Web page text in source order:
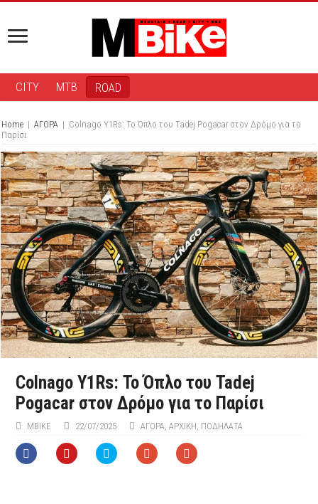
CITY MTB ROAD
Home | ΑΓΟΡΑ | Colnago Y1Rs: Το Όπλο του Tadej Pogacar στον Δρόμο για το
Παρίσι
Colnago Y1Rs: Το Όπλο του Tadej
Pogacar στον Δρόμο για το Παρίσι
ΜΒIKE 22/07/2025 ΑΓΟΡΑ,ΑΡΧΙΚΉ, ΠΟΔΉΛΑΤΑ